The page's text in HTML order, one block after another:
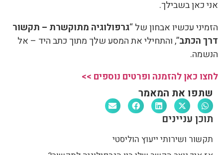
כאן בשבילך.
עכשיו אבחון של “גרפולוגיה מתוקשרת – תקשור
הכתב”, והתחילי את המסע שלך מתוך כתב היד – אל
כאן להזמנה ופרטים נוספים >>
את המאמר
עניינים
ושירותי ייעוץ הוליסטי